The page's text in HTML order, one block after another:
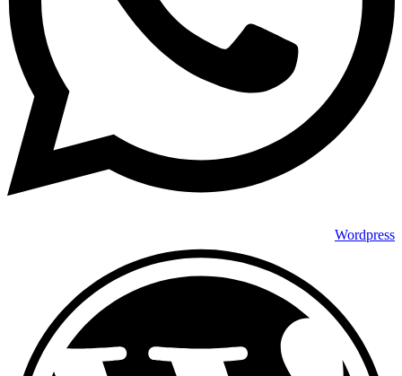
Wordpress